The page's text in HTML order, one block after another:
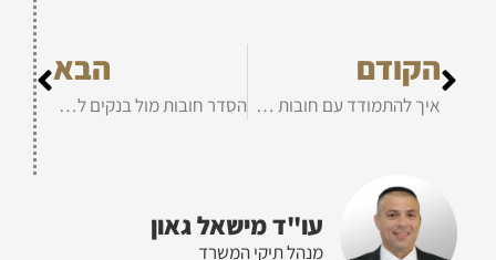
הקודם
איך להתמודד עם חובות לעסקים בחובות
הבא
הסדר חובות מול בנקים לעוסק מורשה בחובות
עו"ד מישאל גאון
מנהל תיקי המשרד